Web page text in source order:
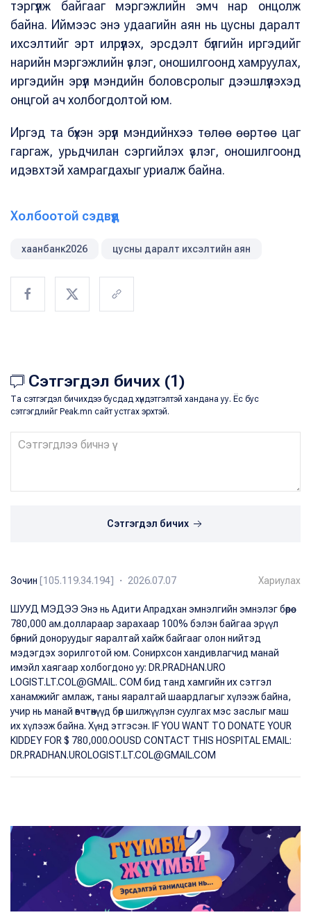
тэргүүлж байгааг мэргэжлийн эмч нар онцолж
байна. Иймээс энэ удаагийн аян нь цусны даралт
ихсэлтийг эрт илрүүлэх, эрсдэлт бүлгийн иргэдийг
нарийн мэргэжлийн үзлэг, оношилгоонд хамруулах,
иргэдийн эрүүл мэндийн боловсролыг дээшлүүлэхэд
онцгой ач холбогдолтой юм.
Иргэд та бүхэн эрүүл мэндийнхээ төлөө өөртөө цаг
гаргаж, урьдчилан сэргийлэх үзлэг, оношилгоонд
идэвхтэй хамрагдахыг уриалж байна.
Холбоотой сэдвүүд
хаанбанк2026 цусны даралт ихсэлтийн аян
Сэтгэгдэл бичих (1)
Та сэтгэгдэл бичихдээ бусдад хүндэтгэлтэй хандана уу. Ёс бус
сэтгэгдлийг Peak.mn сайт устгах эрхтэй.
Сэтгэгдэл бичих
Зочин [105.119.34.194] ・ 2026.07.07 Хариулах
ШУУД МЭДЭЭ Энэ нь Адити Апрадхан эмнэлгийн эмнэлэг бөөрөө
780,000 ам.доллараар зарахаар 100% бэлэн байгаа эрүүл
бөөрний доноруудыг яаралтай хайж байгааг олон нийтэд
мэдэгдэх зорилготой юм. Сонирхсон хандивлагчид манай
имэйл хаягаар холбогдоно уу: DR.PRADHAN.URO
LOGIST.LT.COL@GMAIL. COM бид танд хамгийн их сэтгэл
ханамжийг амлаж, таны яаралтай шаардлагыг хүлээж байна,
учир нь манай өвчтөнүүд бөөр шилжүүлэн суулгах мэс заслыг маш
их хүлээж байна. Хүнд этгэсэн. IF YOU WANT TO DONATE YOUR
KIDDEY FOR $ 780,000.OOUSD CONTACT THIS HOSPITAL EMAIL:
DR.PRADHAN.UROLOGIST.LT.COL@GMAIL.COM